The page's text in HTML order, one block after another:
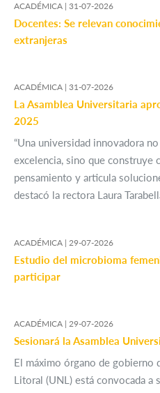
ACADÉMICA | 31-07-2026
Docentes: Se relevan
extranjeras
ACADÉMICA | 31-07-2026
La Asamblea Universitaria
2025
“Una universidad innovadora
excelencia, sino que construye
pensamiento y articula
destacó la rectora Laura
ACADÉMICA | 29-07-2026
Estudio del microbioma
participar
ACADÉMICA | 29-07-2026
Sesionará la Asamblea
El máximo órgano de gobierno
Litoral (UNL) está convocada a